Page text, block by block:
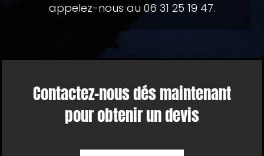
appelez-nous au 06 31 25 19 47.
Contactez-nous dés maintenant
pour obtenir un devis